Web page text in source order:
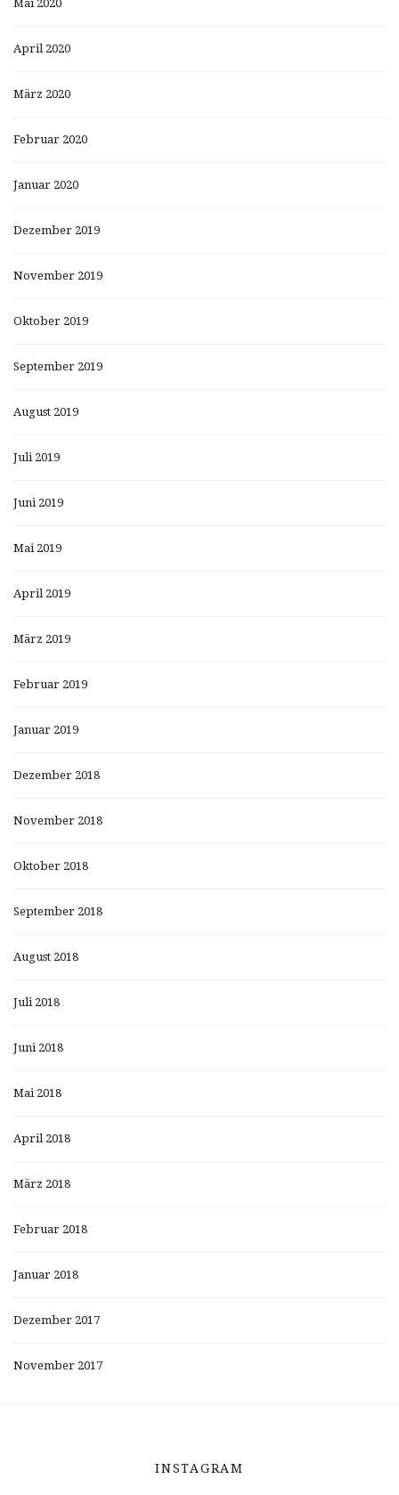
Mai 2020
April 2020
März 2020
Februar 2020
Januar 2020
Dezember 2019
November 2019
Oktober 2019
September 2019
August 2019
Juli 2019
Juni 2019
Mai 2019
April 2019
März 2019
Februar 2019
Januar 2019
Dezember 2018
November 2018
Oktober 2018
September 2018
August 2018
Juli 2018
Juni 2018
Mai 2018
April 2018
März 2018
Februar 2018
Januar 2018
Dezember 2017
November 2017
INSTAGRAM